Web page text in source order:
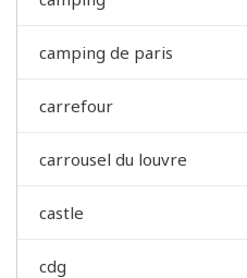
camping de paris
carrefour
carrousel du louvre
castle
cdg